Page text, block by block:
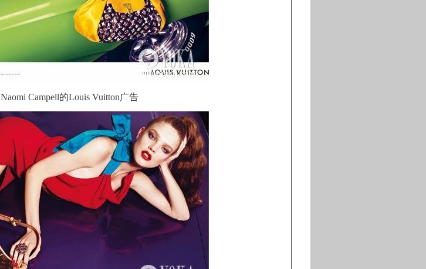
Naomi Campell的Louis Vuitton广告